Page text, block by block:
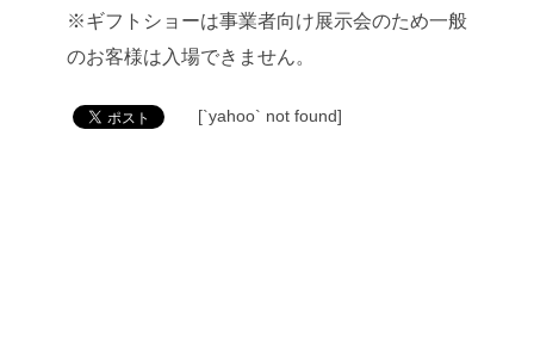
※ギフトショーは事業者向け展示会のため一般
のお客様は入場できません。
[`yahoo` not found]